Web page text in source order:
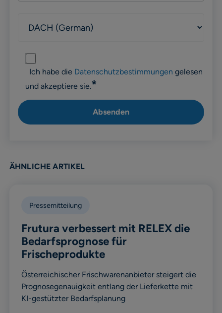
Ich habe die Datenschutzbestimmungen gelesen
und akzeptiere sie.*
ÄHNLICHE ARTIKEL
Pressemitteilung
Frutura verbessert mit RELEX die
Bedarfsprognose für
Frischeprodukte
Österreichischer Frischwarenanbieter steigert die
Prognosegenauigkeit entlang der Lieferkette mit
KI-gestützter Bedarfsplanung